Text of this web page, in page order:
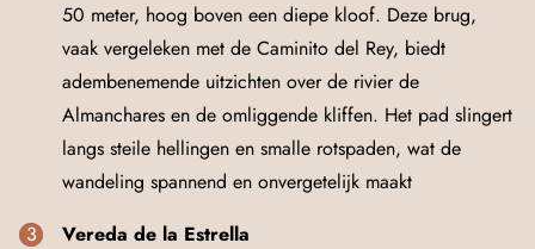
50 meter, hoog boven een diepe kloof. Deze brug,
vaak vergeleken met de Caminito del Rey, biedt
adembenemende uitzichten over de rivier de
Almanchares en de omliggende kliffen. Het pad slingert
langs steile hellingen en smalle rotspaden, wat de
wandeling spannend en onvergetelijk maakt
Vereda de la Estrella